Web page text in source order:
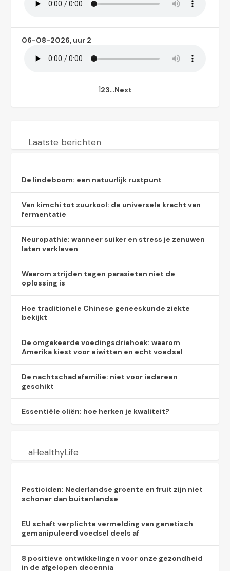
06-08-2026, uur 2
123…Next
Laatste berichten
De lindeboom: een natuurlijk rustpunt
Van kimchi tot zuurkool: de universele kracht van
fermentatie
Neuropathie: wanneer suiker en stress je zenuwen
laten verkleven
Waarom strijden tegen parasieten niet de
oplossing is
Hoe traditionele Chinese geneeskunde ziekte
bekijkt
De omgekeerde voedingsdriehoek: waarom
Amerika kiest voor eiwitten en echt voedsel
De nachtschadefamilie: niet voor iedereen
geschikt
Essentiële oliën: hoe herken je kwaliteit?
aHealthyLife
Pesticiden: Nederlandse groente en fruit zijn niet
schoner dan buitenlandse
EU schaft verplichte vermelding van genetisch
gemanipuleerd voedsel deels af
8 positieve ontwikkelingen voor onze gezondheid
in de afgelopen decennia